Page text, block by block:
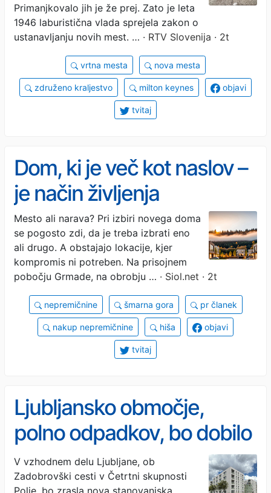
Primanjkovalo jih je že prej. Zato je leta
1946 laburistična vlada sprejela zakon o
ustanavljanju novih mest. … · RTV Slovenija · 2t
vrtna mesta nova mesta
združeno kraljestvo milton keynes objavi
tvitaj
Dom, ki je več kot naslov –
je način življenja
Mesto ali narava? Pri izbiri novega doma
se pogosto zdi, da je treba izbrati eno
ali drugo. A obstajajo lokacije, kjer
kompromis ni potreben. Na prisojnem
pobočju Grmade, na obrobju … · Siol.net · 2t
nepremičnine šmarna gora pr članek
nakup nepremičnine hiša objavi
tvitaj
Ljubljansko območje,
polno odpadkov, bo dobilo
povsem novo podobo: 113
stanovanj
V vzhodnem delu Ljubljane, ob
Zadobrovški cesti v Četrtni skupnosti
Polje, bo zrasla nova stanovanjska